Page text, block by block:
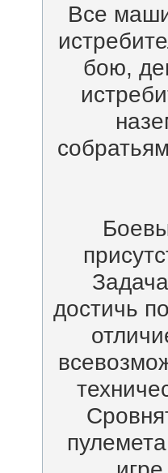
Все
бою,
достичь